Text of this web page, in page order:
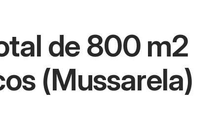
de 800 m2
(Mussarela)